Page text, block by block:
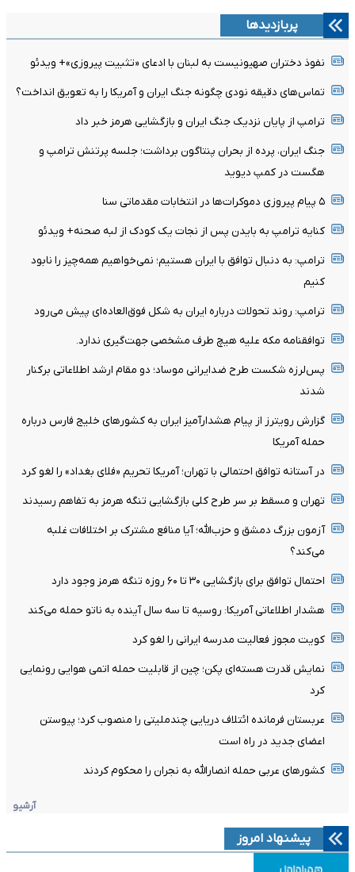
پربازدیدها
نفوذ دختران صهیونیست به لبنان با ادعای «تثبیت پیروزی»+ ویدئو
تماس‌های دقیقه نودی چگونه جنگ ایران و آمریکا را به تعویق انداخت؟
ترامپ از پایان نزدیک جنگ ایران و بازگشایی هرمز خبر داد
جنگ ایران، پرده از بحران پنتاگون برداشت؛ جلسه پرتنش ترامپ و
هگست در کمپ دیوید
۵ پیام پیروزی دموکرات‌ها در انتخابات مقدماتی سنا
کنایه ترامپ به بایدن پس از نجات یک کودک از لبه صحنه+ ویدئو
ترامپ: به دنبال توافق با ایران هستیم؛ نمی‌خواهیم همه‌چیز را نابود
کنیم
ترامپ: روند تحولات درباره ایران به شکل فوق‌العاده‌ای پیش می‌رود
توافقنامه مکه علیه هیچ طرف مشخصی جهت‌گیری ندارد.
پس‌لرزه شکست طرح ضدایرانی موساد؛ دو مقام ارشد اطلاعاتی برکنار
شدند
گزارش رویترز از پیام هشدارآمیز ایران به کشورهای خلیج فارس درباره
حمله آمریکا
در آستانه توافق احتمالی با تهران؛ آمریکا تحریم «فلای بغداد» را لغو کرد
تهران و مسقط بر سر طرح کلی بازگشایی تنگه هرمز به تفاهم رسیدند
آزمون بزرگ دمشق و حزب‌الله؛ آیا منافع مشترک بر اختلافات غلبه
می‌کند؟
احتمال توافق برای بازگشایی ۳۰ تا ۶۰ روزه تنگه هرمز وجود دارد
هشدار اطلاعاتی آمریکا: روسیه تا سه سال آینده به ناتو حمله می‌کند
کویت مجوز فعالیت مدرسه ایرانی را لغو کرد
نمایش قدرت هسته‌ای پکن؛ چین از قابلیت حمله اتمی هوایی رونمایی
کرد
عربستان فرمانده ائتلاف دریایی چندملیتی را منصوب کرد؛ پیوستن
اعضای جدید در راه است
کشورهای عربی حمله انصارالله به نجران را محکوم کردند
آرشیو
پیشنهاد امروز